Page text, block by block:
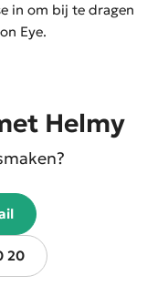
in om bij te dragen
Eye.
Helmy
20